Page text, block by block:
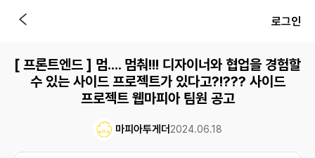
로그인
[ 프론트엔드 ] 멈.... 멈춰!!! 디자이너와 협업을 경험할
수 있는 사이드 프로젝트가 있다고?!??? 사이드
프로젝트 웹마피아 팀원 공고
마피아투게더 2024.06.18